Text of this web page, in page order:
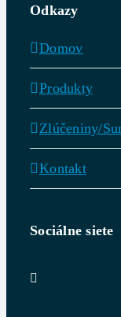
Odkazy
Domov
Produkty
Zlúčeniny/
Kontakt
Sociálne siete